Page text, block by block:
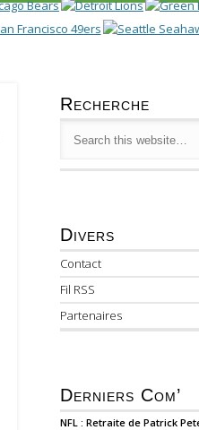
Recherche
Divers
Contact
Fil RSS
Partenaires
Derniers Com’
NFL : Retraite de Patrick